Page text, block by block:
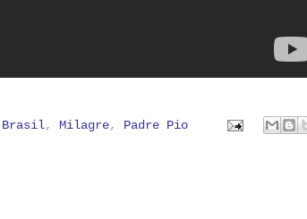
Brasil,Milagre, Padre Pio